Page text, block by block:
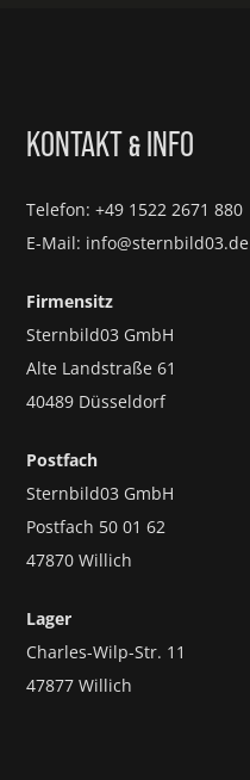
KONTAKT& INFO
Telefon: +49 1522 2671 880
E-Mail: info@sternbild03.de
Firmensitz
Sternbild03 GmbH
Alte Landstraße 61
40489 Düsseldorf
Postfach
Sternbild03 GmbH
Postfach 50 01 62
47870 Willich
Lager
Charles-Wilp-Str. 11
47877 Willich